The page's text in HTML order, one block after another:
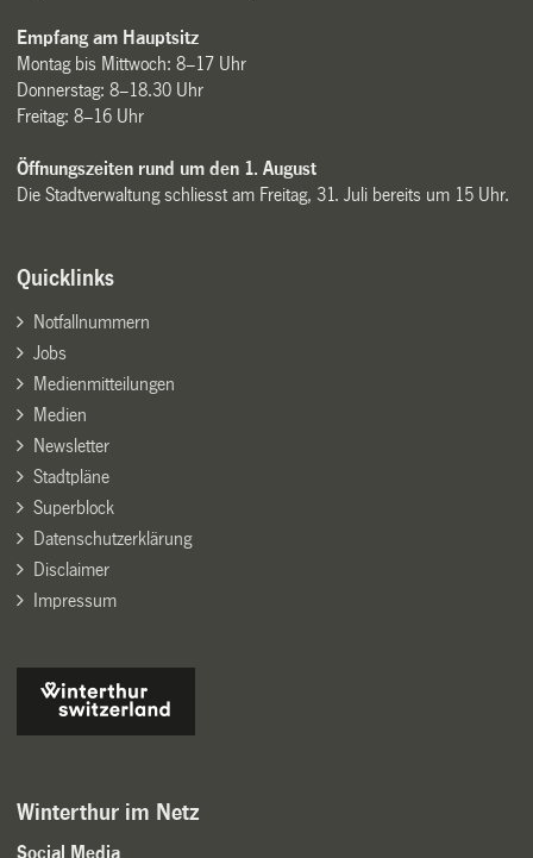
Empfang am Hauptsitz
Montag bis Mittwoch: 8–17 Uhr
Donnerstag: 8–18.30 Uhr
Freitag: 8–16 Uhr
Öffnungszeiten rund um den 1. August
Die Stadtverwaltung schliesst am Freitag, 31. Juli bereits um 15 Uhr.
Quicklinks
Notfallnummern
Jobs
Medienmitteilungen
Medien
Newsletter
Stadtpläne
Superblock
Datenschutzerklärung
Disclaimer
Impressum
Winterthur im Netz
Social Media